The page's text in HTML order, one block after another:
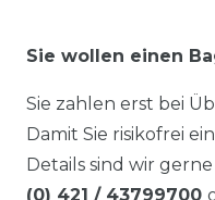
Sie wollen einen
Sie zahlen erst bei
Damit Sie risikofrei
Details sind wir
(0) 421 / 43799700